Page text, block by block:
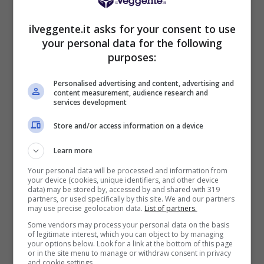
VERIFICA
Mostra Informazioni
Il pronostico
Il Portogallo, con il suo potenziale offensivo
spaventoso, ha l’obbligo di vincere per
prendersi il primato, il che costringerà i lusitani
ad attaccare con insistenza. La Colombia, letale
negli spazi con Luis Diaz e James Rodriguez,
troverà i varchi giusti per colpire una difesa
portoghese non sempre impeccabile.L’esito
Gol, dunque, è altamente probabile. I
ilveggente.it asks for your consent to use
your personal data for the following
purposes:
Personalised advertising and content, advertising and
content measurement, audience research and
services development
Store and/or access information on a device
Learn more
Your personal data will be processed and information from
your device (cookies, unique identifiers, and other device
data) may be stored by, accessed by and shared with 319
partners, or used specifically by this site. We and our partners
may use precise geolocation data. List of partners.
Some vendors may process your personal data on the basis
of legitimate interest, which you can object to by managing
your options below. Look for a link at the bottom of this page
or in the site menu to manage or withdraw consent in privacy